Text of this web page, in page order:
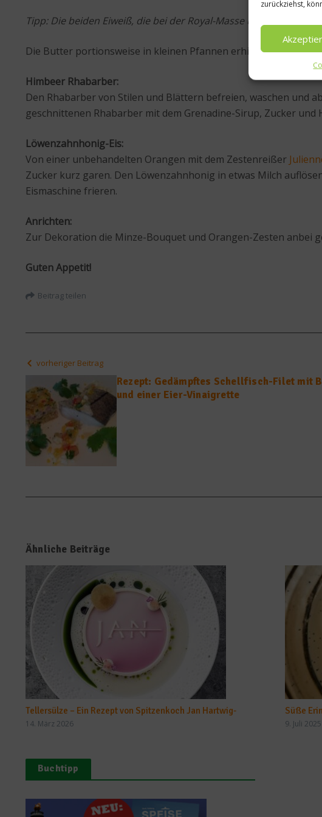
zurückziehst,
Tipp: Die beiden Eiweiß, die bei der Royal-Masse übrig sind,
Die Butter portionsweise in kleinen Pfannen erhitzen. Die
Himbeer Rhabarber:
Den Rhabarber von Stilen und Blättern befreien, waschen und
geschnittenen Rhabarber mit dem Grenadine-Sirup, Zucker und
Löwenzahnhonig-Eis:
Von einer unbehandelten Orangen mit dem Zestenreißer
Zucker kurz garen. Den Löwenzahnhonig in etwas Milch
Eismaschine frieren.
Anrichten:
Zur Dekoration die Minze-Bouquet und Orangen-Zesten anbei
Guten Appetit!
Beitrag teilen
vorheriger Beitrag
Rezept: Gedämpftes Schellfisch-Filet mit
und einer Eier-Vinaigrette
Ähnliche Beiträge
Tellersülze – Ein Rezept von Spitzenkoch Jan Hartwig-
14. März 2026
Süße
9. Juli 2025
Buchtipp